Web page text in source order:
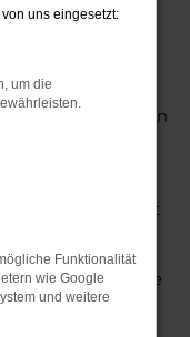
Unser Kundinnen
erhalten bei
mit viel
Qualität. VW
ein Trick und ist
Autohändler
machen.
stets nur enge
ist ein
uns eingesetzt:
um die
Funktionalität
wie Google
und weitere